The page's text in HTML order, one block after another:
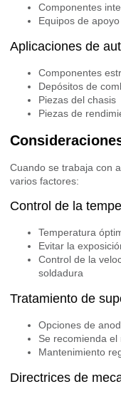
Componentes
Equipos de
Aplicaciones de
Componentes
Depósitos de
Piezas del chasis
Piezas de
Cuando se trabaja con
varios factores:
Control de la
Temperatura
Evitar la
Control de la
soldadura
Tratamiento de
Opciones de
Se recomienda
Mantenimiento
Directrices de